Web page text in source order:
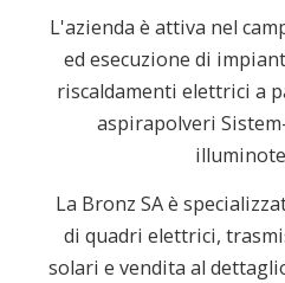
L'azienda è attiva nel
ed esecuzione di
riscaldamenti elettrici a
aspirapolveri
La Bronz SA è
di quadri elettrici,
solari e vendita al